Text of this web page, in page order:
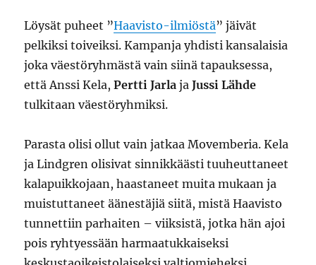
Löysät puheet ”Haavisto-ilmiöstä” jäivät
pelkiksi toiveiksi. Kampanja yhdisti kansalaisia
joka väestöryhmästä vain siinä tapauksessa,
että Anssi Kela,Pertti Jarla jaJussi Lähde
tulkitaan väestöryhmiksi.
Parasta olisi ollut vain jatkaa Movemberia. Kela
ja Lindgren olisivat sinnikkäästi tuuheuttaneet
kalapuikkojaan, haastaneet muita mukaan ja
muistuttaneet äänestäjiä siitä, mistä Haavisto
tunnettiin parhaiten – viiksistä, jotka hän ajoi
pois ryhtyessään harmaatukkaiseksi